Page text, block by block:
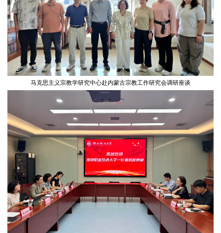
马克思主义宗教学研究中心赴内蒙古宗教工作研究会调研座谈